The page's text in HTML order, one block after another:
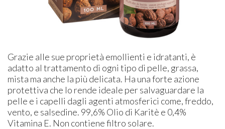
Grazie alle sue proprietà emollienti e idratanti, è
adatto al trattamento di ogni tipo di pelle, grassa,
mista ma anche la più delicata. Ha una forte azione
protettiva che lo rende ideale per salvaguardare la
pelle e i capelli dagli agenti atmosferici come, freddo,
vento, e salsedine. 99,6% Olio di Karitè e 0,4%
Vitamina E. Non contiene filtro solare.